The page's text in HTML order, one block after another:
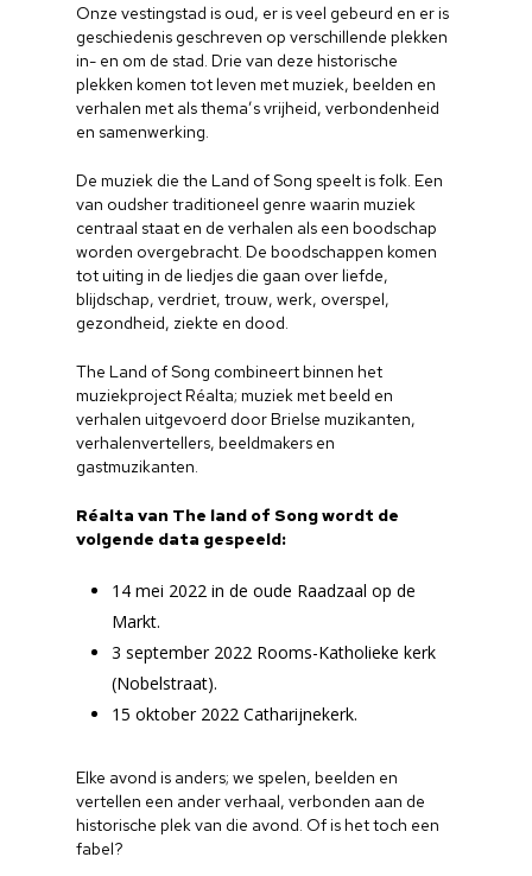
Onze vestingstad is oud, er is veel gebeurd en er is
geschiedenis geschreven op verschillende plekken
in- en om de stad. Drie van deze historische
plekken komen tot leven met muziek, beelden en
verhalen met als thema’s vrijheid, verbondenheid
en samenwerking.
De muziek die the Land of Song speelt is folk. Een
van oudsher traditioneel genre waarin muziek
centraal staat en de verhalen als een boodschap
worden overgebracht. De boodschappen komen
tot uiting in de liedjes die gaan over liefde,
blijdschap, verdriet, trouw, werk, overspel,
gezondheid, ziekte en dood.
The Land of Song combineert binnen het
muziekproject Réalta; muziek met beeld en
verhalen uitgevoerd door Brielse muzikanten,
verhalenvertellers, beeldmakers en
gastmuzikanten.
Réalta van The land of Song wordt de
volgende data gespeeld:
14 mei 2022 in de oude Raadzaal op de
Markt.
3 september 2022 Rooms-Katholieke kerk
(Nobelstraat).
15 oktober 2022 Catharijnekerk.
Elke avond is anders; we spelen, beelden en
vertellen een ander verhaal, verbonden aan de
historische plek van die avond. Of is het toch een
fabel?